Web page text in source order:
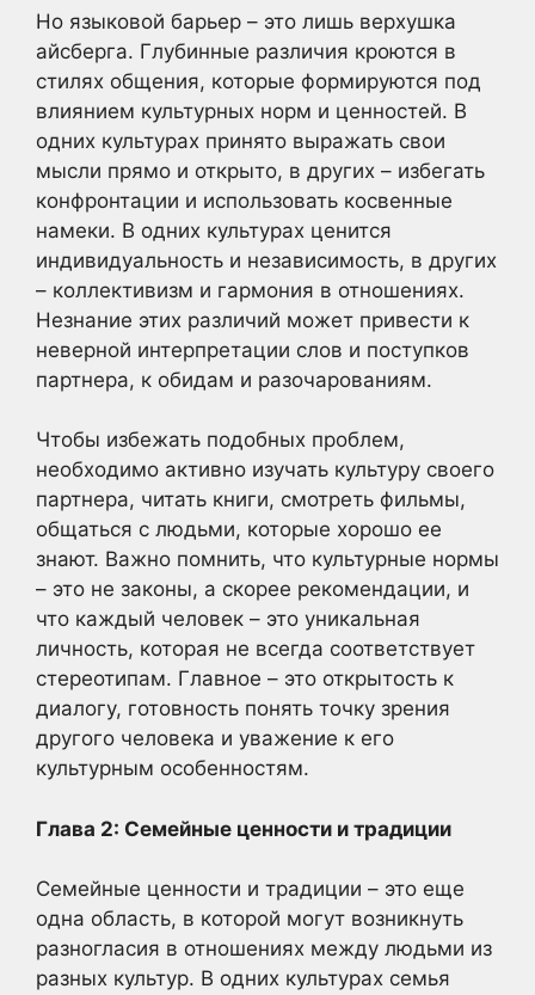
Но языковой барьер – это лишь верхушка
айсберга. Глубинные различия кроются в
стилях общения, которые формируются под
влиянием культурных норм и ценностей. В
одних культурах принято выражать свои
мысли прямо и открыто, в других – избегать
конфронтации и использовать косвенные
намеки. В одних культурах ценится
индивидуальность и независимость, в других
– коллективизм и гармония в отношениях.
Незнание этих различий может привести к
неверной интерпретации слов и поступков
партнера, к обидам и разочарованиям.
Чтобы избежать подобных проблем,
необходимо активно изучать культуру своего
партнера, читать книги, смотреть фильмы,
общаться с людьми, которые хорошо ее
знают. Важно помнить, что культурные нормы
– это не законы, а скорее рекомендации, и
что каждый человек – это уникальная
личность, которая не всегда соответствует
стереотипам. Главное – это открытость к
диалогу, готовность понять точку зрения
другого человека и уважение к его
культурным особенностям.
Глава 2: Семейные ценности и традиции
Семейные ценности и традиции – это еще
одна область, в которой могут возникнуть
разногласия в отношениях между людьми из
разных культур. В одних культурах семья